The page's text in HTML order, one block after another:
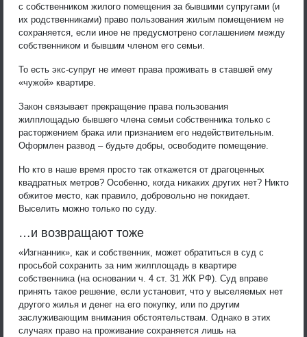
с собственником жилого помещения за бывшими супругами (и
их родственниками) право пользования жилым помещением не
сохраняется, если иное не предусмотрено соглашением между
собственником и бывшим членом его семьи.
То есть экс-супруг не имеет права проживать в ставшей ему
«чужой» квартире.
Закон связывает прекращение права пользования
жилплощадью бывшего члена семьи собственника только с
расторжением брака или признанием его недействительным.
Оформлен развод – будьте добры, освободите помещение.
Но кто в наше время просто так откажется от драгоценных
квадратных метров? Особенно, когда никаких других нет? Никто
обжитое место, как правило, добровольно не покидает.
Выселить можно только по суду.
…и возвращают тоже
«Изгнанник», как и собственник, может обратиться в суд с
просьбой сохранить за ним жилплощадь в квартире
собственника (на основании ч. 4 ст. 31 ЖК РФ). Суд вправе
принять такое решение, если установит, что у выселяемых нет
другого жилья и денег на его покупку, или по другим
заслуживающим внимания обстоятельствам. Однако в этих
случаях право на проживание сохраняется лишь на